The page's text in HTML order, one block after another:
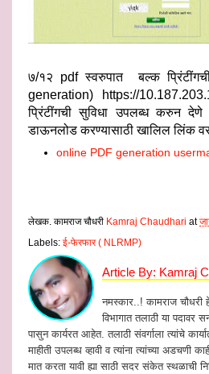
७/१२ pdf स्वरुपात बल्क
generation) https://
प्रिंटींगची सुविधा उपलब्ध करुन
डाऊनलोड करण्यासाठी खालिल लिंक
online PDF generation
लेखक. कामराज चौधरी Kamraj Chaudhari at
Labels: ई-फेरफार ( NLRMP)
Article By: Kamraj
नमस्कार..! कामराज चौधरी
विभागात तलाठी या पदावर
पासुन कार्यरत आहेत. तलाठी संवर्गाला त्यांचे
माहीती उपलब्ध व्हावी व त्यांना त्यांच्या अडचणी
मात करता यावी ह्या साठी सदर संकेत स्थळाची